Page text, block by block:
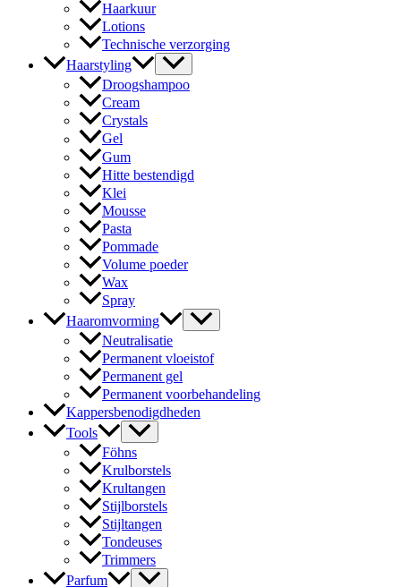
Haarkuur
Lotions
Technische verzorging
Haarstyling
Droogshampoo
Cream
Crystals
Gel
Gum
Hitte bestendigd
Klei
Mousse
Pasta
Pommade
Volume poeder
Wax
Spray
Haaromvorming
Neutralisatie
Permanent vloeistof
Permanent gel
Permanent voorbehandeling
Kappersbenodigdheden
Tools
Föhns
Krulborstels
Krultangen
Stijlborstels
Stijltangen
Tondeuses
Trimmers
Parfum